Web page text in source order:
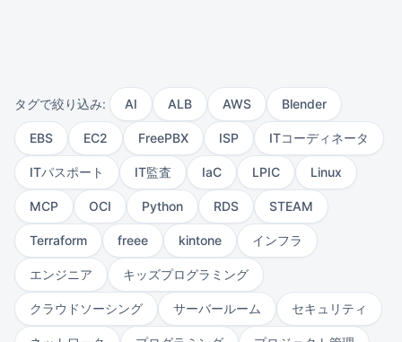
タグで絞り込み: AI ALB AWS Blender
EBS EC2 FreePBX ISP ITコーディネータ
ITパスポート IT監査 IaC LPIC Linux
MCP OCI Python RDS STEAM
Terraform freee kintone インフラ
エンジニア キッズプログラミング
クラウドソーシング サーバールーム セキュリティ